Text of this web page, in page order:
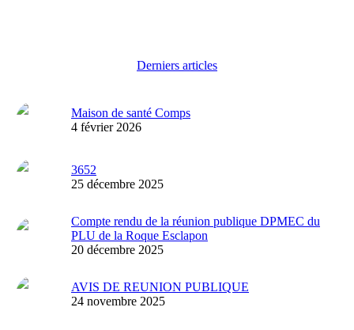
Derniers articles
Maison de santé Comps
4 février 2026
3652
25 décembre 2025
Compte rendu de la réunion publique DPMEC du
PLU de la Roque Esclapon
20 décembre 2025
AVIS DE REUNION PUBLIQUE
24 novembre 2025